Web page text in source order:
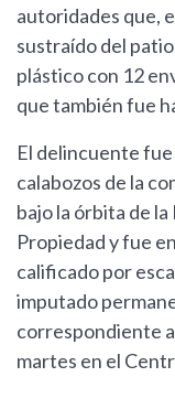
autoridades que,
sustraído del
plástico con 12
que también fue
El delincuente
calabozos de la
bajo la órbita de
Propiedad y fue
calificado por
imputado
correspondiente
martes en el